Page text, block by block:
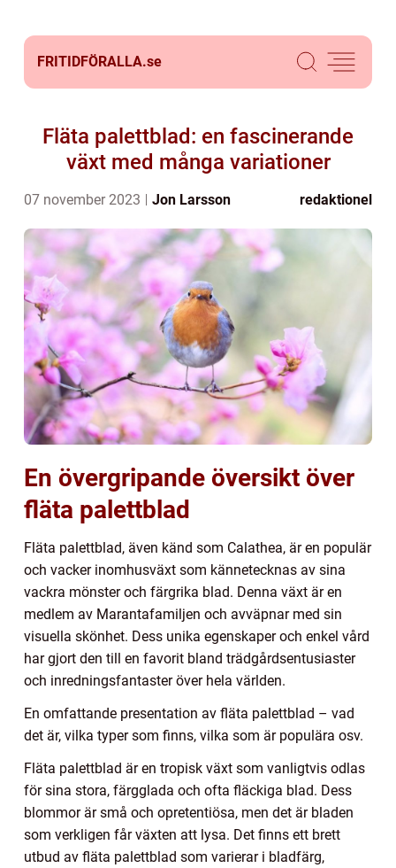
FRITIDFÖRALLA.se
Fläta palettblad: en fascinerande
växt med många variationer
07 november 2023 Jon Larsson redaktionel
En övergripande översikt över
fläta palettblad
Fläta palettblad, även känd som Calathea, är en populär
och vacker inomhusväxt som kännetecknas av sina
vackra mönster och färgrika blad. Denna växt är en
medlem av Marantafamiljen och avväpnar med sin
visuella skönhet. Dess unika egenskaper och enkel vård
har gjort den till en favorit bland trädgårdsentusiaster
och inredningsfantaster över hela världen.
En omfattande presentation av fläta palettblad – vad
det är, vilka typer som finns, vilka som är populära osv.
Fläta palettblad är en tropisk växt som vanligtvis odlas
för sina stora, färgglada och ofta fläckiga blad. Dess
blommor är små och opretentiösa, men det är bladen
som verkligen får växten att lysa. Det finns ett brett
utbud av fläta palettblad som varierar i bladfärg,